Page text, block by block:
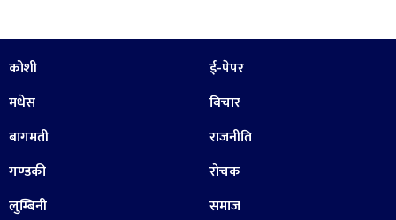
कोशी
मधेस
बागमती
गण्डकी
लुम्बिनी
ई-पेपर
बिचार
राजनीति
रोचक
समाज